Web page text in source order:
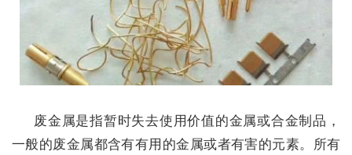
废金属是指暂时失去使用价值的金属或合金制品，
一般的废金属都含有有用的金属或者有害的元素。所有